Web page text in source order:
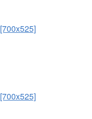
[700x525]
[700x525]